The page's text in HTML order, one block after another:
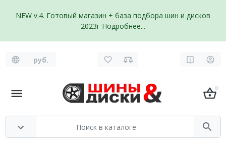
NEW v.4. Готовый магазин + база подбора шин и дисков
2023г Подробнее...
руб.
0